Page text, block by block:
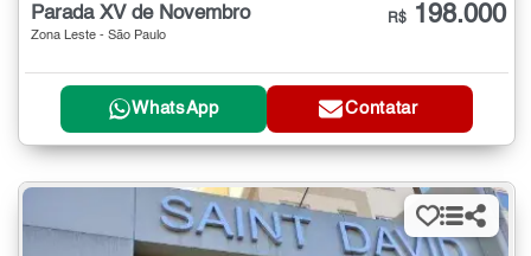
Parada XV de Novembro
Zona Leste - São Paulo
R$ 198.000
WhatsApp Contatar